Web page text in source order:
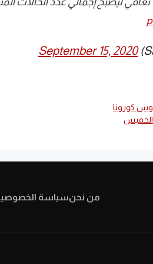
September 15, 2020
كورونا
الخميس
من نحنسياسة